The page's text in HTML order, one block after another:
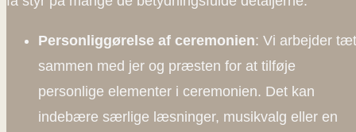
Personliggørelse af ceremonien: Vi arbejder tæt
sammen med jer og præsten for at tilføje
personlige elementer i ceremonien. Det kan
indebære særlige læsninger, musikvalg eller en